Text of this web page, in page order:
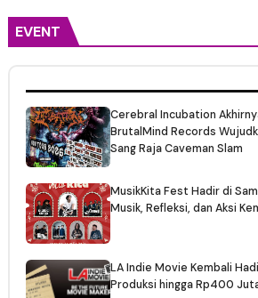
EVENT
Cerebral Incubation
BrutalMind Records
Sang Raja Caveman Slam
MusikKita Fest Hadir di
Musik, Refleksi, dan Aksi
LA Indie Movie Kembali
Produksi hingga Rp400